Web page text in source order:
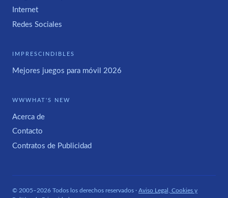
Internet
Redes Sociales
IMPRESCINDIBLES
Mejores juegos para móvil 2026
WWWHAT'S NEW
Acerca de
Contacto
Contratos de Publicidad
© 2005–2026 Todos los derechos reservados · Aviso Legal, Cookies y